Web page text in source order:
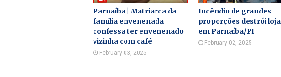
Parnaíba | Matriarca da
família envenenada
confessa ter envenenado
vizinha com café
February 03, 2025
Incêndio de grandes
proporções destrói loja
em Parnaíba/PI
February 02, 2025